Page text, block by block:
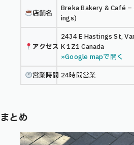
店舗名
Breka Bakery & Café –
ings)
アクセス
2434 E Hastings St,
K 1Z1 Canada
»Google mapで開く
営業時間 24時間営業
まとめ